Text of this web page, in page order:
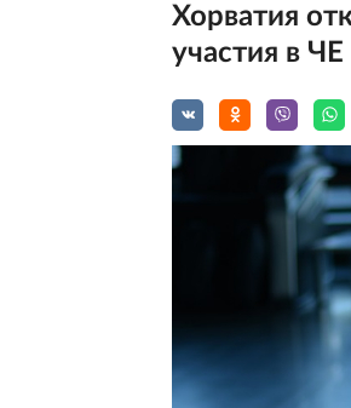
Хорватия
участия в